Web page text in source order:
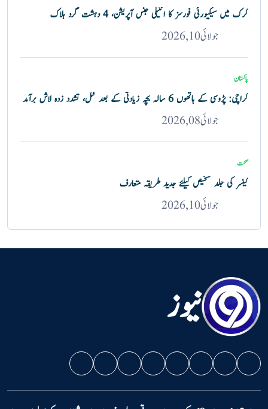
کرک میں سیکیورٹی فورسز کا انٹیلی جنس آپریشن، 4 دہشت گرد ہلاک
جولائی 10, 2026
پاکستان
کراچی: پڑوسی کے ہاتھوں 6 سالہ بچہ زیادتی کے بعد قتل، تشدد زدہ لاش برآمد
جولائی 08, 2026
صحت
کینسر کی جلد تشخیص کیلئے جدید طریقہ متعارف
جولائی 10, 2026
نیوز